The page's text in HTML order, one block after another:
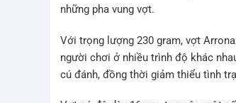
những pha vung vợt.
Với trọng lượng 230 gram, vợt
người chơi ở nhiều trình độ khác
cú đánh, đồng thời giảm thiểu tình